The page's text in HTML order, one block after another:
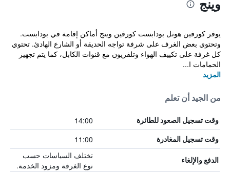
وينج
يوفر كورفين هوتل بودابست كورفين وينج أماكن إقامة في بودابست.
وتحتوي بعض الغرف على شرفة تواجه الحديقة أو الشارع الهادئ. تحتوي
كل غرفة على تكييف الهواء وتلفزيون مع قنوات الكابل، كما يتم تجهيز
الحمامات ا...
المزيد
من الجيد أن تعلم
وقت تسجيل الصعود للطائرة 14:00
وقت تسجيل المغادرة 11:00
الدفع والإلغاء
تختلف السياسات حسب
نوع الغرفة ومزود الخدمة.